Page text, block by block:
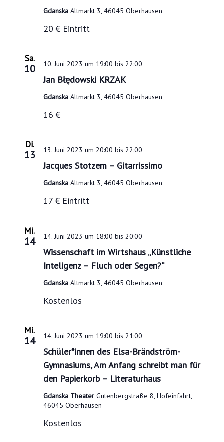
Gdanska Altmarkt 3, 46045 Oberhausen
20 € Eintritt
Sa.
10
Jan Błędowski KRZAK
10. Juni 2023 um 19:00 bis 22:00
Gdanska Altmarkt 3, 46045 Oberhausen
16 €
Di.
13
Jacques Stotzem – Gitarrissimo
13. Juni 2023 um 20:00 bis 22:00
Gdanska Altmarkt 3, 46045 Oberhausen
17 € Eintritt
Mi.
14
Wissenschaft im Wirtshaus „Künstliche
Inteligenz – Fluch oder Segen?“
14. Juni 2023 um 18:00 bis 20:00
Gdanska Altmarkt 3, 46045 Oberhausen
Kostenlos
Mi.
14
Schüler*innen des Elsa-Brändström-
Gymnasiums, Am Anfang schreibt man für
den Papierkorb – Literaturhaus
14. Juni 2023 um 19:00 bis 21:00
Gdanska Theater Gutenbergstraße 8, Hofeinfahrt,
46045 Oberhausen
Kostenlos